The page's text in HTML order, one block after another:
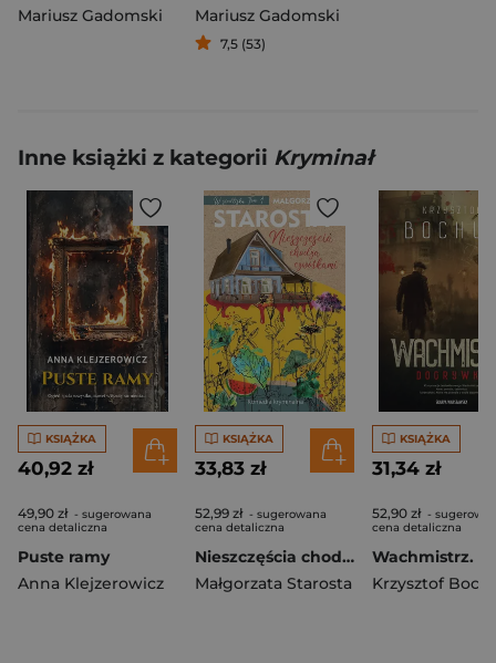
Mariusz Gadomski
Mariusz Gadomski
7,5 (53)
Inne książki z kategorii Kryminał
KSIĄŻKA
40,92 zł
49,90 zł - sugerowana
cena detaliczna
Puste ramy
Anna Klejzerowicz
KSIĄŻKA
33,83 zł
52,99 zł - sugerowana
cena detaliczna
Nieszczęścia chodzą czwórkami. W siedlisku. Tom 4
Małgorzata Starosta
KSIĄŻKA
31,34 zł
52,90 zł -
cena detaliczna
Krzysztof